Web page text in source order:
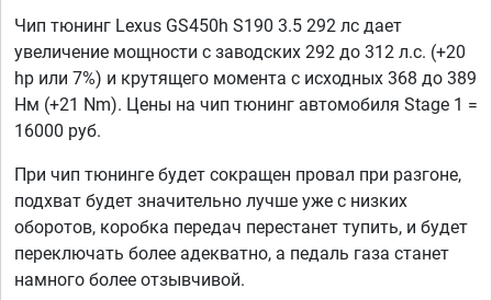
Чип тюнинг Lexus GS450h S190 3.5 292 лс дает
увеличение мощности с заводских 292 до 312 л.с. (+20
hp или 7%) и крутящего момента с исходных 368 до 389
Нм (+21 Nm). Цены на чип тюнинг автомобиля Stage 1 =
16000 руб.
При чип тюнинге будет сокращен провал при разгоне,
подхват будет значительно лучше уже с низких
оборотов, коробка передач перестанет тупить, и будет
переключать более адекватно, а педаль газа станет
намного более отзывчивой.